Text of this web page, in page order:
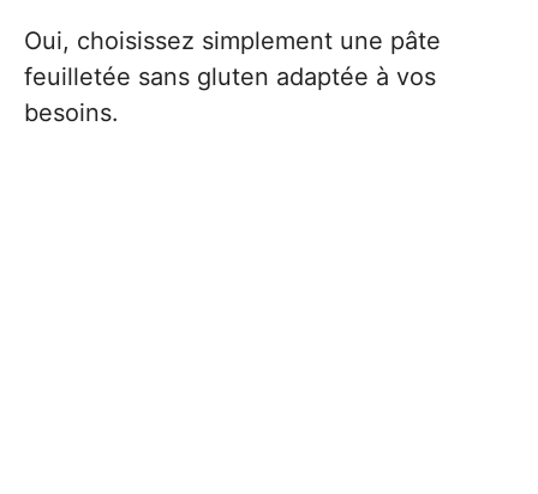
Oui, choisissez simplement une pâte
feuilletée sans gluten adaptée à vos
besoins.